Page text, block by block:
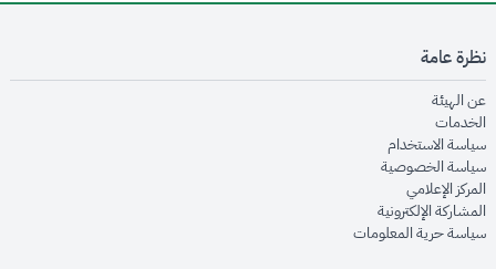
نظرة عامة
عن الهيئةopens in new window
الخدماتopens in new window
سياسة الاستخدام
سياسة الخصوصيةopens in new window
المركز الإعلاميopens in new window
المشاركة الإلكترونيةopens in new window
سياسة حرية المعلوماتopens in new window